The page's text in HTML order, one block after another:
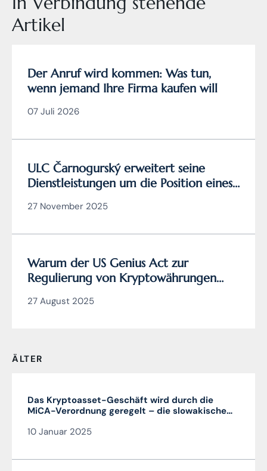
Artikel
Der Anruf wird kommen: Was tun,
wenn jemand Ihre Firma kaufen will
07 Juli 2026
ULC Čarnogurský erweitert seine
Dienstleistungen um die Position eines
Cybersicherheitsmanagers
27 November 2025
Warum der US Genius Act zur
Regulierung von Kryptowährungen
Verordnung MiCA nicht)
27 August 2025
ÄLTER
Das Kryptoasset-Geschäft wird durch die
MiCA-Verordnung geregelt – die slowakische
der gesamten EU gültig
10 Januar 2025